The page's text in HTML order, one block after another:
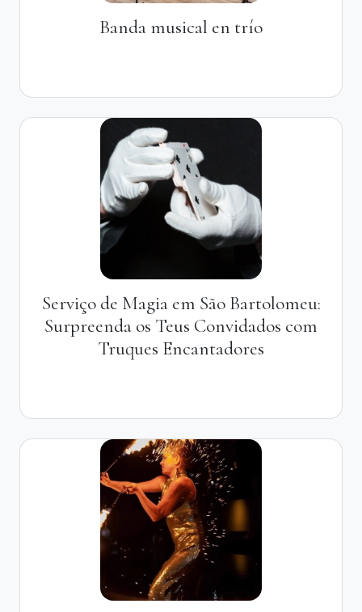
Banda musical en trío
Serviço de Magia em São Bartolomeu:
Surpreenda os Teus Convidados com
Truques Encantadores